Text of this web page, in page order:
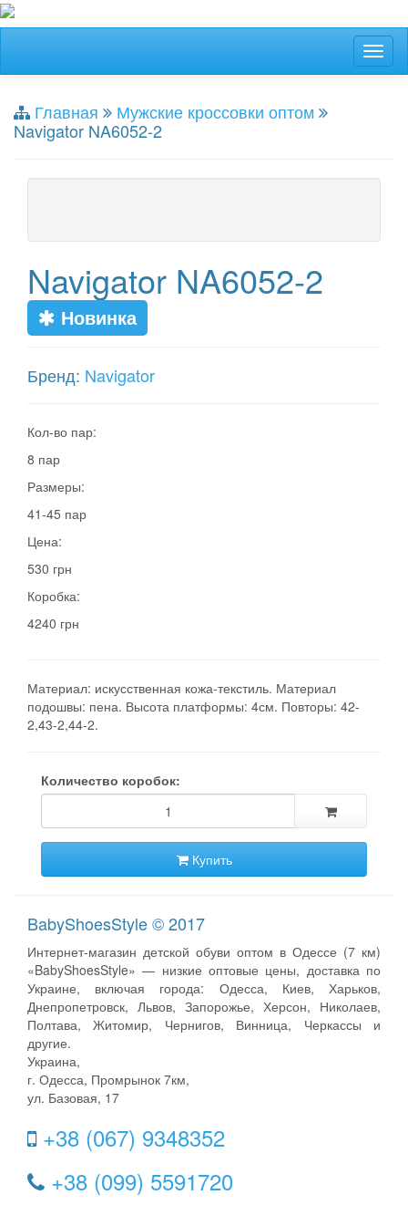
Главная
Мужские кроссовки оптом
Navigator NA6052-2
Navigator NA6052-2
Новинка
Бренд: Navigator
Кол-во пар:
8 пар
Размеры:
41-45 пар
Цена:
530 грн
Коробка:
4240 грн
Материал: искусственная кожа-текстиль. Материал
подошвы: пена. Высота платформы: 4см. Повторы: 42-
2,43-2,44-2.
Количество коробок:
Купить
BabyShoesStyle © 2017
Интернет-магазин детской обуви оптом в Одессе (7 км)
«BabyShoesStyle» — низкие оптовые цены, доставка по
Украине, включая города: Одесса, Киев, Харьков,
Днепропетровск, Львов, Запорожье, Херсон, Николаев,
Полтава, Житомир, Чернигов, Винница, Черкассы и
другие.
Украина,
г. Одесса, Промрынок 7км,
ул. Базовая, 17
+38 (067) 9348352
+38 (099) 5591720